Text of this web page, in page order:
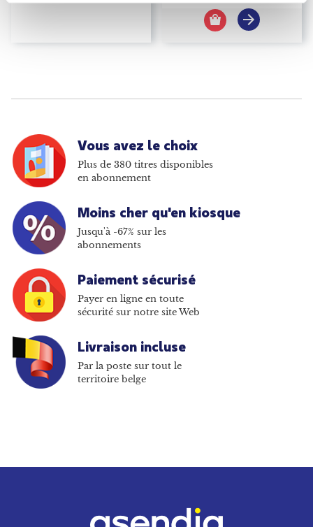
Vous avez le choix
Plus de 380 titres disponibles
en abonnement
Moins cher qu'en kiosque
Jusqu'à -67% sur les
abonnements
Paiement sécurisé
Payer en ligne en toute
sécurité sur notre site Web
Livraison incluse
Par la poste sur tout le
territoire belge